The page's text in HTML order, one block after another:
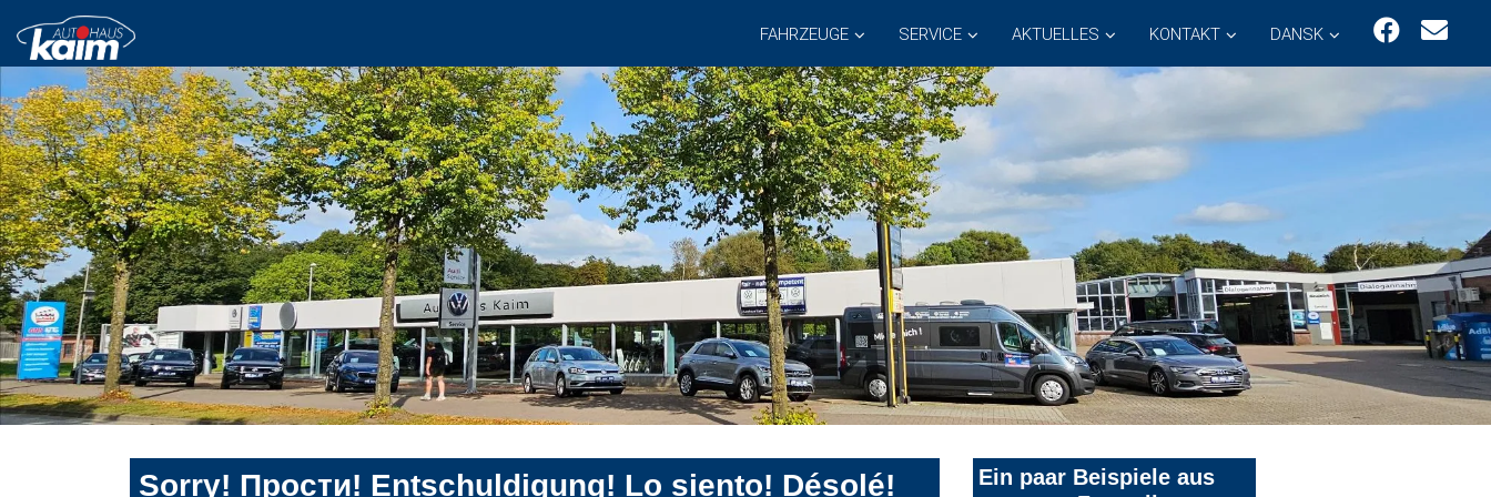
FAHRZEUGE SERVICE AKTUELLES KONTAKT DANSK
Sorry! Прости! Entschuldigung! Lo siento! Désolé!
Ein paar Beispiele aus